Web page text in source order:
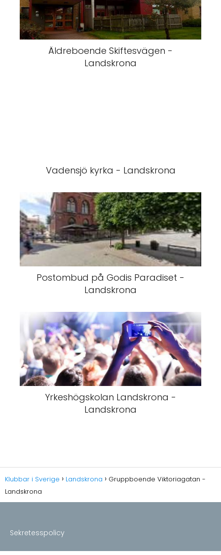
Äldreboende Skiftesvägen -
Landskrona
Vadensjö kyrka - Landskrona
Postombud på Godis Paradiset -
Landskrona
Yrkeshögskolan Landskrona -
Landskrona
Klubbar i Sverige Landskrona
Gruppboende Viktoriagatan -
Landskrona
Sekretesspolicy